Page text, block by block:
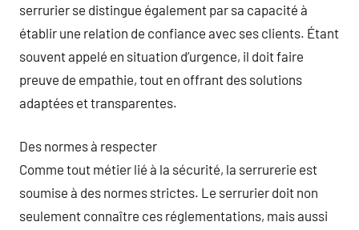
serrurier se distingue également par sa capacité à
établir une relation de confiance avec ses clients. Étant
souvent appelé en situation d’urgence, il doit faire
preuve de empathie, tout en offrant des solutions
adaptées et transparentes.
Des normes à respecter
Comme tout métier lié à la sécurité, la serrurerie est
soumise à des normes strictes. Le serrurier doit non
seulement connaître ces réglementations, mais aussi